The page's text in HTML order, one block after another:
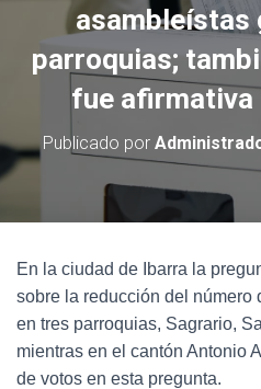
asambleístas
parroquias;
fue afirmativa
Publicado por
En la ciudad de Ibarra la
sobre la reducción del número
en tres parroquias, Sagrario,
mientras en el cantón Antonio
de votos en esta pregunta.